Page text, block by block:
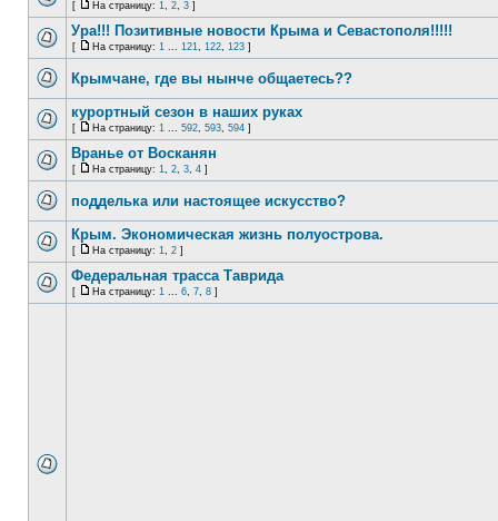
[ На страницу: 1, 2, 3 ]
Ура!!! Позитивные новости Крыма и Севастополя!!!!!
[ На страницу: 1 ... 121, 122, 123 ]
Крымчане, где вы нынче общаетесь??
курортный сезон в наших руках
[ На страницу: 1 ... 592, 593, 594 ]
Вранье от Восканян
[ На страницу: 1, 2, 3, 4 ]
подделька или настоящее искусство?
Крым. Экономическая жизнь полуострова.
[ На страницу: 1, 2 ]
Федеральная трасса Таврида
[ На страницу: 1 ... 6, 7, 8 ]